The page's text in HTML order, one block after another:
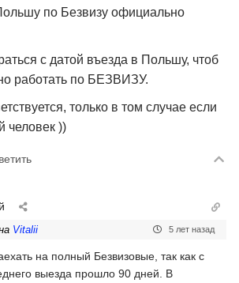
по Безвизу официально
с датой въезда в Польшу, чтоб
работать по БЕЗВИЗУ.
только в том случае если
человек ))
Vitalii 5 лет назад
на полный Безвизовые, так как с
выезда прошло 90 дней. В